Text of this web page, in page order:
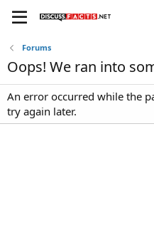
Forums
Oops! We ran into
An error occurred while the
try again later.